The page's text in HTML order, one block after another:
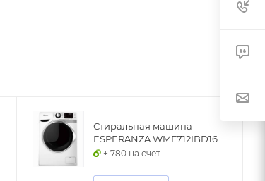
Стиральная машина
ESPERANZA WMF712IBD16
+ 780 на счет